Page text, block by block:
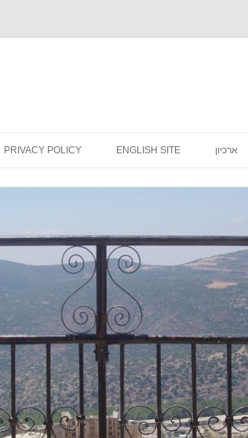
ארכיון ENGLISH SITE
PRIVACY POLICY